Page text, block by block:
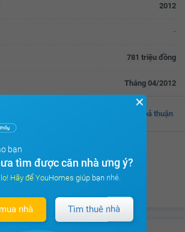
2012
-
781 triệu đồng
Tháng 04/2012
Thoả thuận
CP Phát triển Đô thị Từ Liêm
✕
bạn
tìm được căn nhà ưng ý?
Hãy để YouHomes giúp bạn nhé.
nhà Tìm thuê nhà